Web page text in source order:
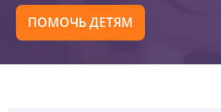
ПОМОЧЬ ДЕТЯМ